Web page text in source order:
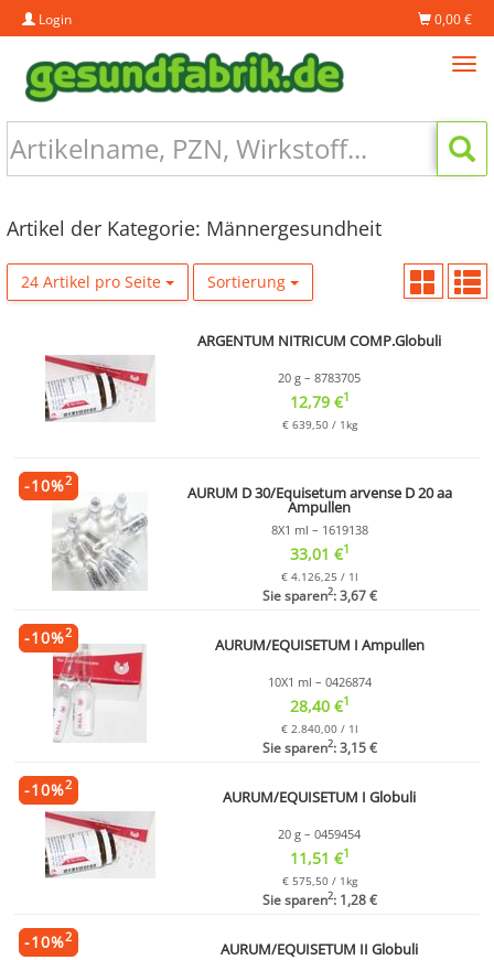
Login 0,00 €
Artikel der Kategorie: Männergesundheit
24 Artikel pro Seite Sortierung
ARGENTUM NITRICUM COMP.Globuli
20 g – 8783705
12,79 €1
€ 639,50 / 1kg
AURUM D 30/Equisetum arvense D 20 aa
Ampullen
8X1 ml – 1619138
33,01 €1
€ 4.126,25 / 1l
Sie sparen2: 3,67 €
-10%2
AURUM/EQUISETUM I Ampullen
10X1 ml – 0426874
28,40 €1
€ 2.840,00 / 1l
Sie sparen2: 3,15 €
-10%2
AURUM/EQUISETUM I Globuli
20 g – 0459454
11,51 €1
€ 575,50 / 1kg
Sie sparen2: 1,28 €
-10%2
AURUM/EQUISETUM II Globuli
-10%2